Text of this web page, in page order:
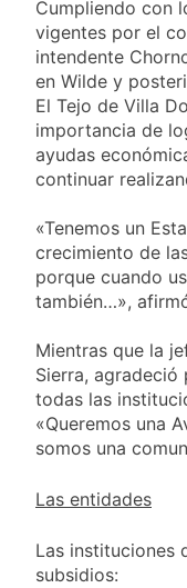
Cumpliendo con
vigentes por el
intendente
en Wilde y
El Tejo de Villa
importancia de
ayudas
continuar
«Tenemos un
crecimiento de
porque cuando
también…»,
Mientras que la
Sierra,
todas las
«Queremos una
somos una
Las entidades
Las instituciones
subsidios: